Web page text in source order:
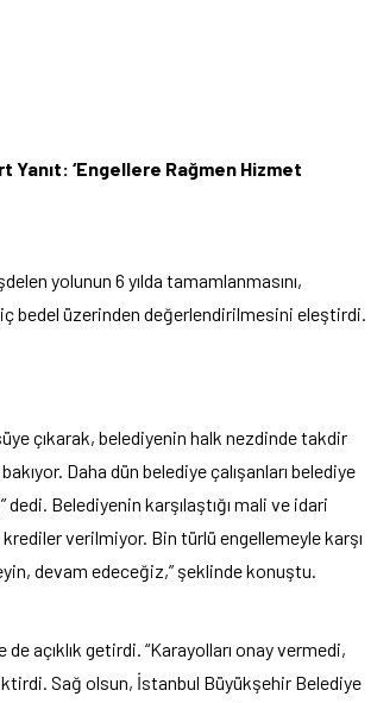
Yanıt: ‘Engellere Rağmen Hizmet
yolunun 6 yılda tamamlanmasını,
bedel üzerinden değerlendirilmesini eleştirdi.
çıkarak, belediyenin halk nezdinde takdir
Daha dün belediye çalışanları belediye
dedi. Belediyenin karşılaştığı mali ve idari
verilmiyor. Bin türlü engellemeyle karşı
devam edeceğiz,” şeklinde konuştu.
açıklık getirdi. “Karayolları onay vermedi,
Sağ olsun, İstanbul Büyükşehir Belediye